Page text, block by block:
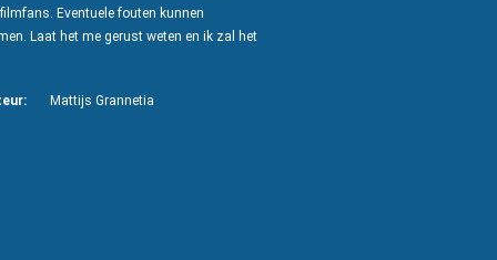
Eventuele fouten kunnen
Laat het me gerust weten en ik zal het
Mattijs Grannetia